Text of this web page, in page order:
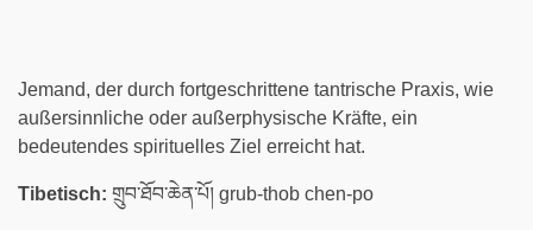
Jemand, der durch fortgeschrittene tantrische Praxis, wie
außersinnliche oder außerphysische Kräfte, ein
bedeutendes spirituelles Ziel erreicht hat.
Tibetisch: གྲུབ་ཐོབ་ཆེན་པོ། grub-thob chen-po